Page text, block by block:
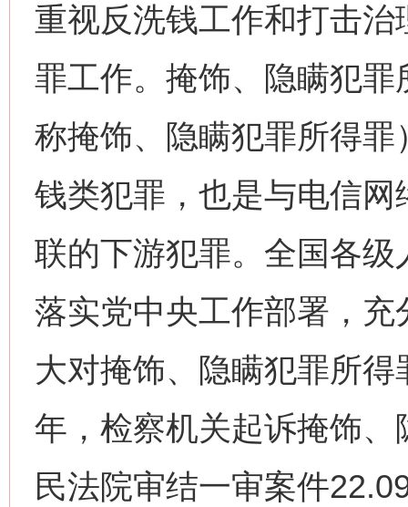
重视反洗钱工作和打击
罪工作。掩饰、隐瞒犯
称掩饰、隐瞒犯罪所得
钱类犯罪，也是与电信
联的下游犯罪。全国各
落实党中央工作部署，
大对掩饰、隐瞒犯罪所
年，检察机关起诉掩饰
民法院审结一审案件